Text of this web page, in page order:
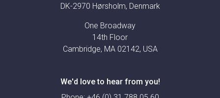
DK-2970 Hørsholm, Denmark
One Broadway
14th Floor
Cambridge, MA 02142, USA
We'd love to hear from you!